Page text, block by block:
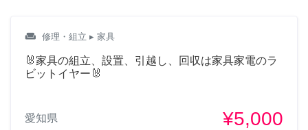
weekend 修理・組立 ▸ 家具
🐰家具の組立、設置、引越し、回収は家具家電のラ
ビットイヤー🐰
愛知県 ¥5,000